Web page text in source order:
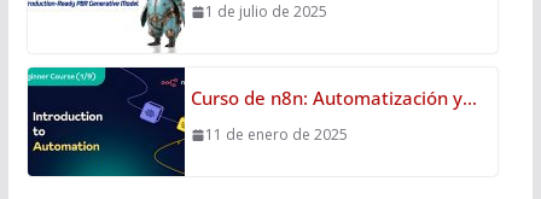
1 de julio de 2025
Curso de n8n: Automatización y…
11 de enero de 2025